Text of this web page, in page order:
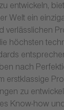
entwickeln,
Welt ein
verlässlichen
höchsten
nach
erstklassige
zu
Know-how